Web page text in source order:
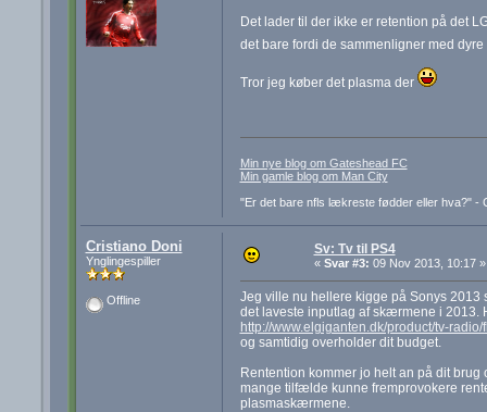
Det lader til der ikke er retention på det
det bare fordi de sammenligner med
Tror jeg køber det plasma der
Min nye blog om Gateshead FC
Min gamle blog om Man City
"Er det bare nfls lækreste fødder eller hva?" -
Cristiano Doni
Ynglingespiller
Offline
Sv: Tv til PS4
« Svar #3: 09 Nov 2013, 10:17 »
Jeg ville nu hellere kigge på Sonys
det laveste inputlag af skærmene i 2013.
http://www.elgiganten.dk/product/tv-
og samtidig overholder dit budget.
Rentention kommer jo helt an på dit
mange tilfælde kunne fremprovokere
plasmaskærmene.